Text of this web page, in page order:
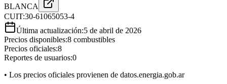
BLANCA
CUIT:30-61065053-4
Última actualización:5 de abril de 2026
Precios disponibles:8 combustibles
Precios oficiales:8
Reportes de usuarios:0
• Los precios oficiales provienen de datos.energia.gob.ar